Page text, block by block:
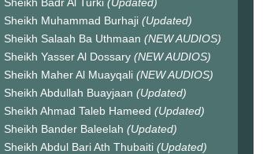
Sheikh Muhammad Burhaji (Updated)
Sheikh Salaah Ba Uthmaan (NEW AUDIOS)
Sheikh Yasser Al Dossary (NEW AUDIOS)
Sheikh Maher Al Muayqali (NEW AUDIOS)
Sheikh Abdullah Buayjaan (Updated)
Sheikh Ahmad Taleb Hameed (Updated)
Sheikh Bander Baleelah (Updated)
Sheikh Abdul Bari Ath Thubaiti (Updated)